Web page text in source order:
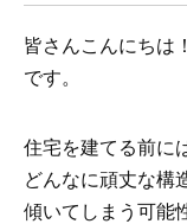
皆さんこんにちは
です。
住宅を建てる前に
どんなに頑丈な構
傾いてしまう可能